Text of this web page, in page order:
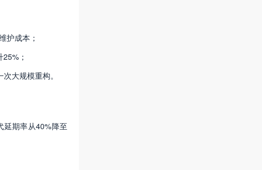
护成本；
；
大规模重构。
延期率从40%降至